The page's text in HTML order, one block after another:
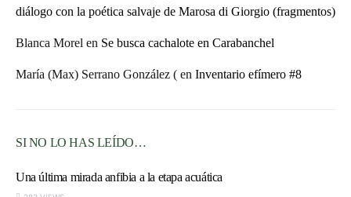
diálogo con la poética salvaje de Marosa di Giorgio (fragmentos)
Blanca Morel en Se busca cachalote en Carabanchel
María (Max) Serrano González ( en Inventario efímero #8
SI NO LO HAS LEÍDO…
Una última mirada anfibia a la etapa acuática